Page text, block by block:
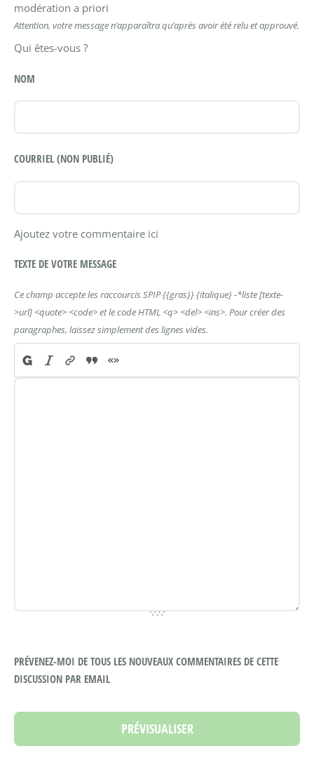
modération a priori
Attention, votre message n’apparaîtra qu’après avoir été relu et approuvé.
Qui êtes-vous ?
NOM
COURRIEL (NON PUBLIÉ)
Ajoutez votre commentaire ici
TEXTE DE VOTRE MESSAGE
Ce champ accepte les raccourcis SPIP{{gras}}{italique}-*liste[texte-
>url] <quote> <code>et le code HTML <q> <del> <ins>. Pour créer des
paragraphes, laissez simplement des lignes vides.
PRÉVENEZ-MOI DE TOUS LES NOUVEAUX COMMENTAIRES DE CETTE
DISCUSSION PAR EMAIL